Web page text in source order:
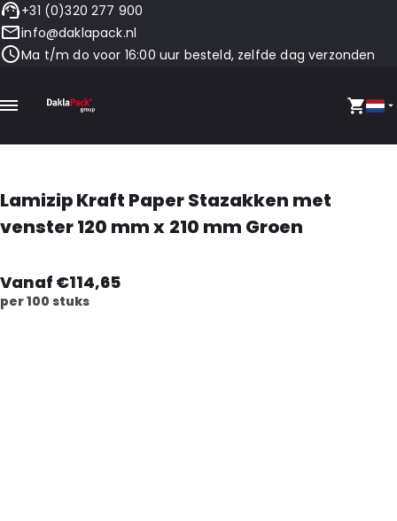
+31 (0)320 277 900
info@daklapack.nl
Ma t/m do voor 16:00 uur besteld, zelfde dag verzonden
Lamizip Kraft Paper Stazakken met
venster 120 mm x 210 mm Groen
Vanaf €114,65
per 100 stuks